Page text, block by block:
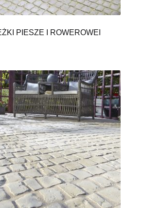
PIESZE I ROWEROWEI